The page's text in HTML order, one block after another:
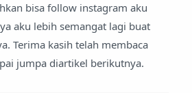
bisa follow instagram aku
aku lebih semangat lagi buat
Terima kasih telah membaca
jumpa diartikel berikutnya.